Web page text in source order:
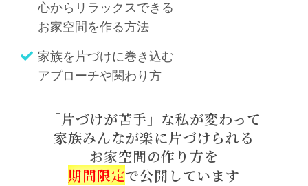
心からリラックスできる
お家空間を作る方法
家族を片づけに巻き込む
アプローチや関わり方
「片づけが苦手」な私が変わって
家族みんなが楽に片づけられる
お家空間の作り方を
期間限定で公開しています